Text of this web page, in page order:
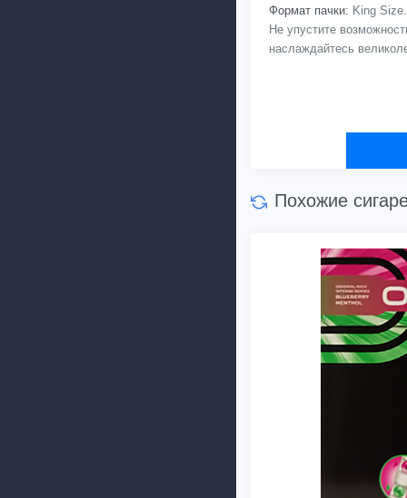
Формат пачки: King
Не упустите
наслаждайтесь
Похожие